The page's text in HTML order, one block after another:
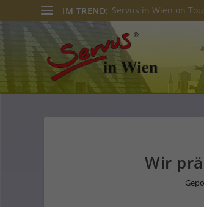
IM TREND: Servus in Wien on
Wir